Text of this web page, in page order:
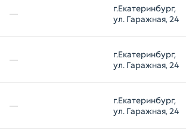
—
г.Екатеринбург,
ул. Гаражная, 24
—
г.Екатеринбург,
ул. Гаражная, 24
—
г.Екатеринбург,
ул. Гаражная, 24